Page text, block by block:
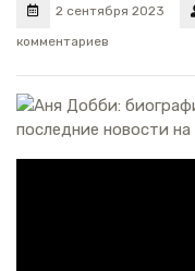
2 сентября 2023
комментариев